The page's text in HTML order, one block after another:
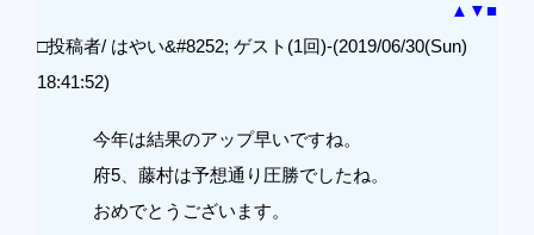
▲ ▼■
□投稿者/ はやい&#8252; ゲスト(1回)-(2019/06/30(Sun)
18:41:52)
今年は結果のアップ早いですね。
府5、藤村は予想通り圧勝でしたね。
おめでとうございます。